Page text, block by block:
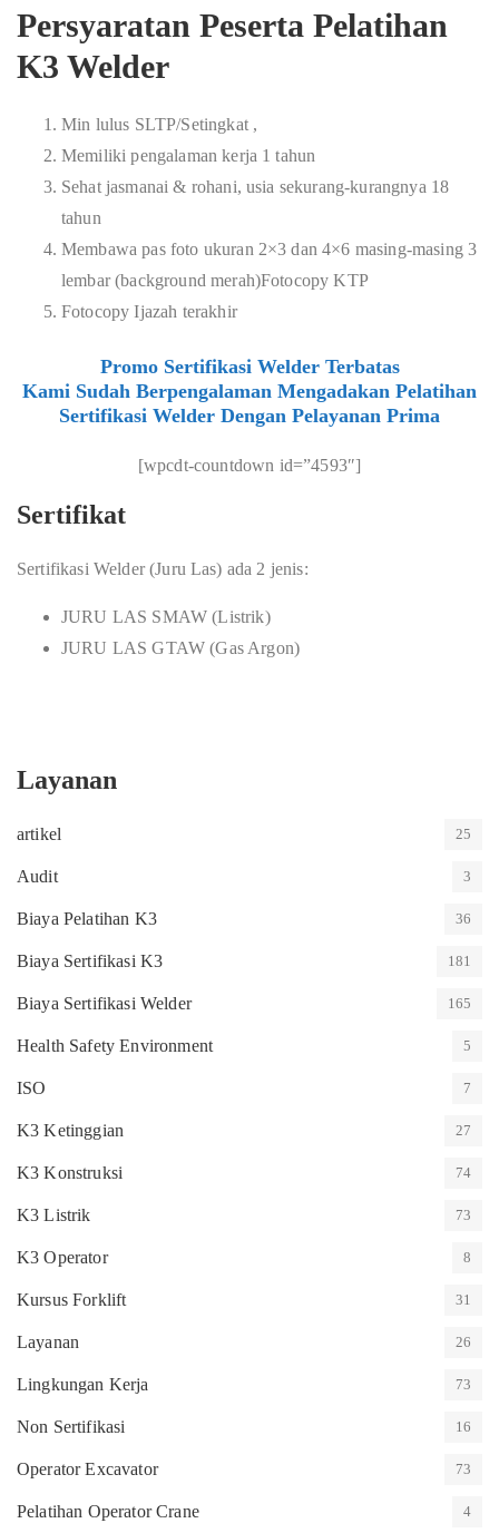
Persyaratan Peserta Pelatihan
K3 Welder
Min lulus SLTP/Setingkat ,
Memiliki pengalaman kerja 1 tahun
Sehat jasmanai & rohani, usia sekurang-kurangnya 18
tahun
Membawa pas foto ukuran 2×3 dan 4×6 masing-masing 3
lembar (background merah)Fotocopy KTP
Fotocopy Ijazah terakhir
Promo Sertifikasi Welder Terbatas
Kami Sudah Berpengalaman Mengadakan Pelatihan
Sertifikasi Welder Dengan Pelayanan Prima
[wpcdt-countdown id=”4593″]
Sertifikat
Sertifikasi Welder (Juru Las) ada 2 jenis:
JURU LAS SMAW (Listrik)
JURU LAS GTAW (Gas Argon)
Layanan
artikel 25
Audit 3
Biaya Pelatihan K3 36
Biaya Sertifikasi K3 181
Biaya Sertifikasi Welder 165
Health Safety Environment 5
ISO 7
K3 Ketinggian 27
K3 Konstruksi 74
K3 Listrik 73
K3 Operator 8
Kursus Forklift 31
Layanan 26
Lingkungan Kerja 73
Non Sertifikasi 16
Operator Excavator 73
Pelatihan Operator Crane 4